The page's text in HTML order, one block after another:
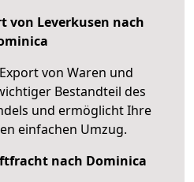
von Leverkusen nach
von Waren und
Bestandteil des
und ermöglicht Ihre
einfachen Umzug.
nach Dominica